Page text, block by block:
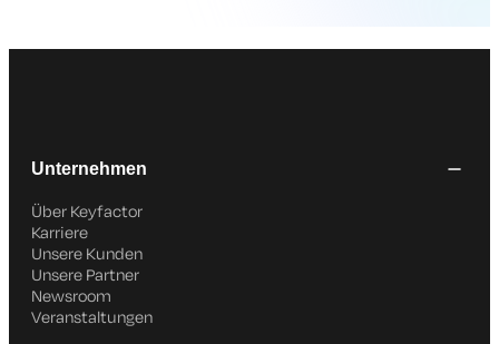
Unternehmen
Über Keyfactor
Karriere
Unsere Kunden
Unsere Partner
Newsroom
Veranstaltungen